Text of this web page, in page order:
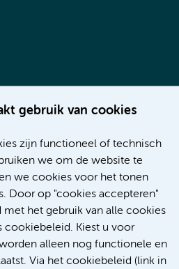
gebruik van cookies
zijn functioneel of technisch
we om de website te
we cookies voor het tonen
Door op "cookies accepteren"
met het gebruik van alle cookies
cookiebeleid. Kiest u voor
alleen nog functionele en
Via het cookiebeleid (link in